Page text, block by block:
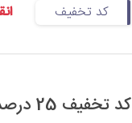
کد تخفیف
کد تخفیف 25 درصدی مشاوره پزشکی و روانشناسی آپ